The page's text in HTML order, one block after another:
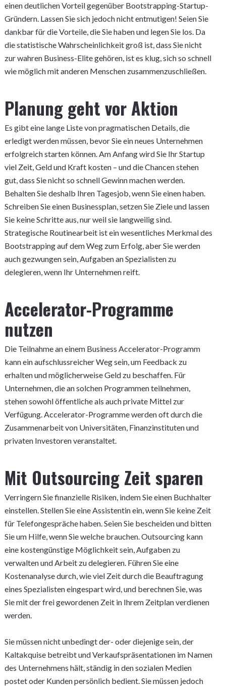
einen deutlichen Vorteil gegenüber Bootstrapping-Startup-
Gründern. Lassen Sie sich jedoch nicht entmutigen! Seien Sie
dankbar für die Vorteile, die Sie haben und legen Sie los. Da
die statistische Wahrscheinlichkeit groß ist, dass Sie nicht
zur wahren Business-Elite gehören, ist es klug, sich so schnell
wie möglich mit anderen Menschen zusammenzuschließen.
Planung geht vor Aktion
Es gibt eine lange Liste von pragmatischen Details, die
erledigt werden müssen, bevor Sie ein neues Unternehmen
erfolgreich starten können. Am Anfang wird Sie Ihr Startup
viel Zeit, Geld und Kraft kosten – und die Chancen stehen
gut, dass Sie nicht so schnell Gewinn machen werden.
Behalten Sie deshalb Ihren Tagesjob, wenn Sie einen haben.
Schreiben Sie einen Businessplan, setzen Sie Ziele und lassen
Sie keine Schritte aus, nur weil sie langweilig sind.
Strategische Routinearbeit ist ein wesentliches Merkmal des
Bootstrapping auf dem Weg zum Erfolg, aber Sie werden
auch gezwungen sein, Aufgaben an Spezialisten zu
delegieren, wenn Ihr Unternehmen reift.
Accelerator-Programme
nutzen
Die Teilnahme an einem Business Accelerator-Programm
kann ein aufschlussreicher Weg sein, um Feedback zu
erhalten und möglicherweise Geld zu beschaffen. Für
Unternehmen, die an solchen Programmen teilnehmen,
stehen sowohl öffentliche als auch private Mittel zur
Verfügung. Accelerator-Programme werden oft durch die
Zusammenarbeit von Universitäten, Finanzinstituten und
privaten Investoren veranstaltet.
Mit Outsourcing Zeit sparen
Verringern Sie finanzielle Risiken, indem Sie einen Buchhalter
einstellen. Stellen Sie eine Assistentin ein, wenn Sie keine Zeit
für Telefongespräche haben. Seien Sie bescheiden und bitten
Sie um Hilfe, wenn Sie welche brauchen. Outsourcing kann
eine kostengünstige Möglichkeit sein, Aufgaben zu
verwalten und Arbeit zu delegieren. Führen Sie eine
Kostenanalyse durch, wie viel Zeit durch die Beauftragung
eines Spezialisten eingespart wird, und berechnen Sie, was
Sie mit der frei gewordenen Zeit in Ihrem Zeitplan verdienen
werden.
Sie müssen nicht unbedingt der- oder diejenige sein, der
Kaltakquise betreibt und Verkaufspräsentationen im Namen
des Unternehmens hält, ständig in den sozialen Medien
postet oder Kunden persönlich bedient. Sie müssen jedoch